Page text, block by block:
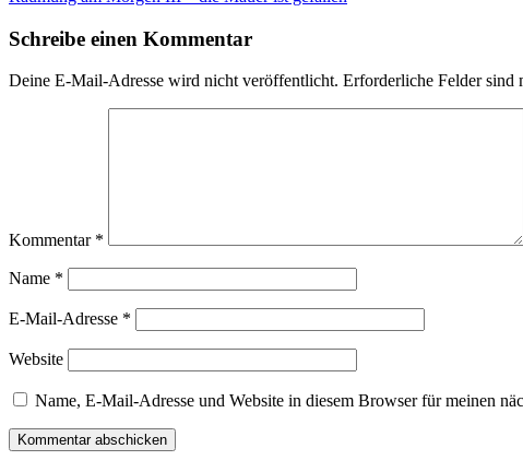
Schreibe einen Kommentar
Deine E-Mail-Adresse wird nicht veröffentlicht. Erforderliche Felder sind
Kommentar *
Name *
E-Mail-Adresse *
Website
Name, E-Mail-Adresse und Website in diesem Browser für meinen